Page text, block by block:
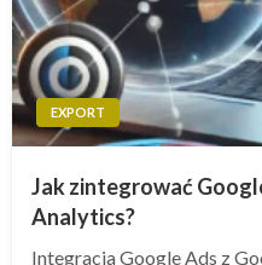
EXPORT
Jak zintegrować
Analytics?
Integracja Google Ads z